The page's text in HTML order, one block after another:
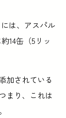
は、アスパル
14缶（5リッ
加されている
まり、これは